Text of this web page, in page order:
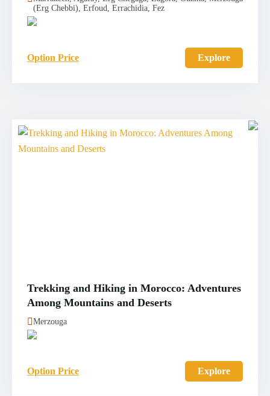
(Erg Chebbi), Erfoud, Errachidia, Fez
Option Price Explore
Trekking and Hiking in Morocco: Adventures
Among Mountains and Deserts
Merzouga
Option Price Explore